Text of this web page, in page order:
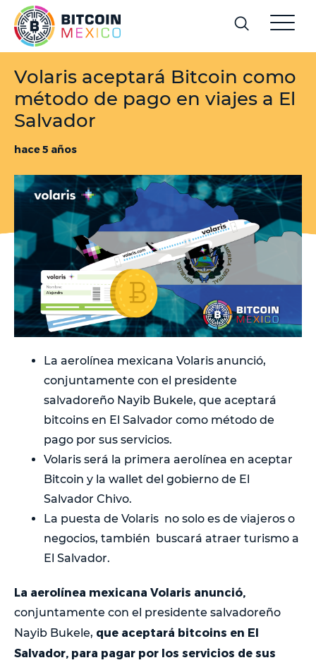
Volaris aceptará Bitcoin como
método de pago en viajes a El
Salvador
hace 5 años
La aerolínea mexicana Volaris anunció,
conjuntamente con el presidente
salvadoreño Nayib Bukele, que aceptará
bitcoins en El Salvador como método de
pago por sus servicios.
Volaris será la primera aerolínea en aceptar
Bitcoin y la wallet del gobierno de El
Salvador Chivo.
La puesta de Volaris no solo es de viajeros o
negocios, también buscará atraer turismo a
El Salvador.
La aerolínea mexicana Volaris anunció,
conjuntamente con el presidente salvadoreño
Nayib Bukele, que aceptará bitcoins en El
Salvador, para pagar por los servicios de sus